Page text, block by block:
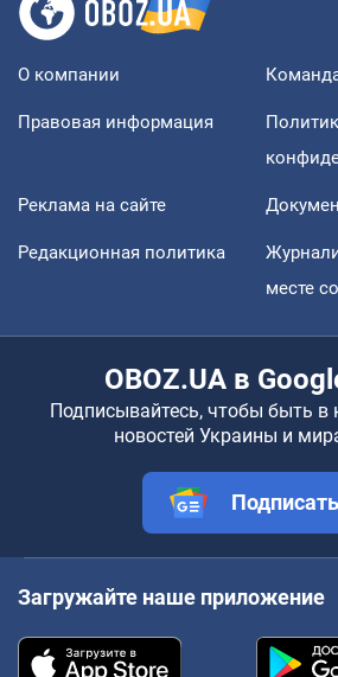
О компании
Правовая информация
Реклама на сайте
Редакционная политика
месте
OBOZ.UA в
Подписывайтесь, чтобы быть в
новостей Украины и
Загружайте наше приложение